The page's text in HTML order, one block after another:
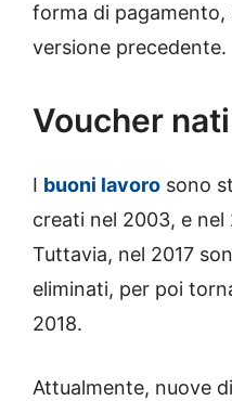
forma di pagamento,
versione precedente.
Voucher
I buoni lavoro sono
creati nel 2003, e
Tuttavia, nel 2017
eliminati, per poi
2018.
Attualmente, nuove